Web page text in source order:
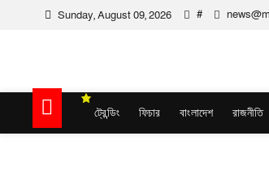
Sunday, August 09, 2026 #
Million Articles
ট্রেন্ডিং ফিচার বাংলাদেশ রাজনীতি